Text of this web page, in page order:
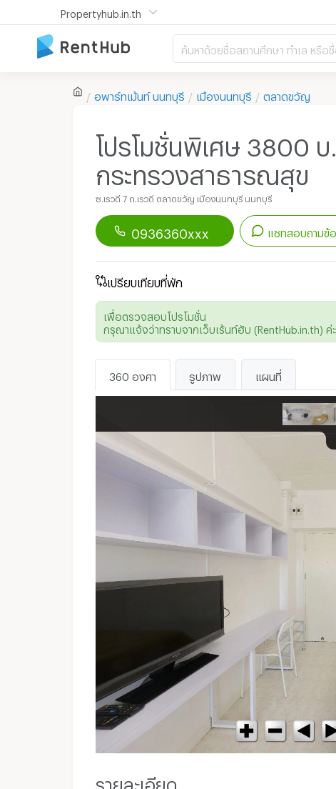
Propertyhub.in.th
ค้นหาด้วยชื่อสถานศึกษา ทำเล หรือ
อพาร์ทเม้นท์ นนทบุรี เมืองนนทบุรี ตลาดขวัญ
โปรโมชั่นพิเศษ 3800
กระทรวงสาธารณสุข
ซ.เรวดี 7 ถ.เรวดี ตลาดขวัญ เมืองนนทบุรี นนทบุรี
0936360xxx แชทสอบถามข้
เพื่อเริ่มแชทกับอพาร์ทเม้นท์นี้
Line ID : ไม่มี
WhatsApp :
เปรียบเทียบที่พัก
เพื่อตรวจสอบโปรโมชั่น
กรุณาแจ้งว่าทราบจากเว็บเร้นท์ฮับ (RentHub.in.th) ค่ะ
360 องศา รูปภาพ แผนที่
รายละเอียด